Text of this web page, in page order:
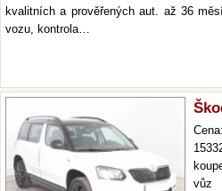
kvalitních a prověřených aut. až 36
vozu, kontrola…
vůz